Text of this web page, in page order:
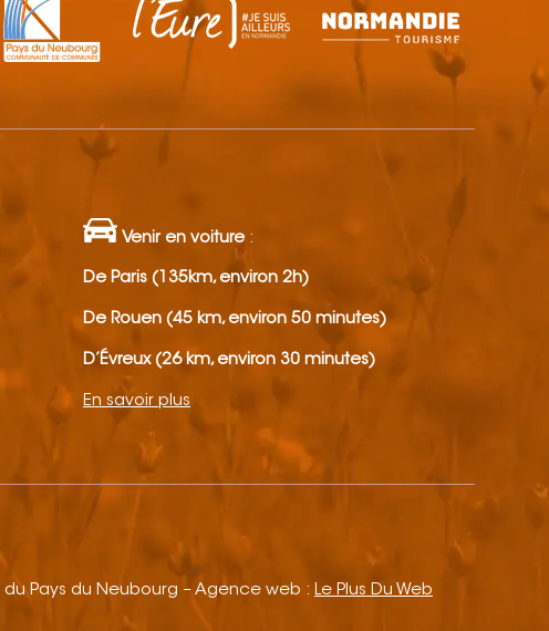
Venir en voiture :
De Paris (135km, environ 2h)
De Rouen (45 km, environ 50 minutes)
D’Évreux (26 km, environ 30 minutes)
En savoir plus
Pays du Neubourg – Agence web : Le Plus Du Web